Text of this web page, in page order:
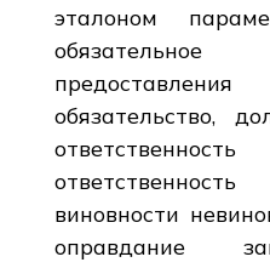
эталоном
обязательство,
виновности
оправдание